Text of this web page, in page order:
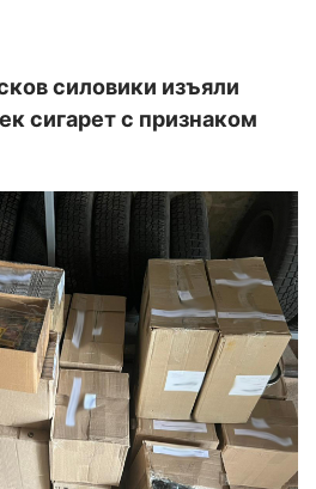
силовики изъяли
сигарет с признаком